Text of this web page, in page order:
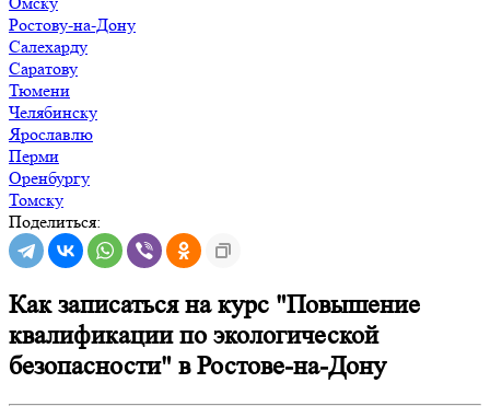
Ростову-на-Дону
Салехарду
Саратову
Тюмени
Челябинску
Ярославлю
Перми
Оренбургу
Томску
Поделиться:
Как записаться на курс "Повышение
квалификации по экологической
безопасности" в Ростове-на-Дону